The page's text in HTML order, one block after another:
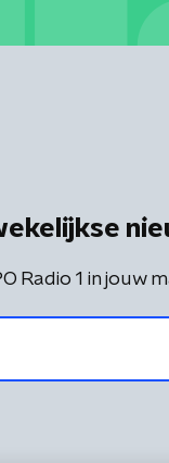
Radio 1 in jouw